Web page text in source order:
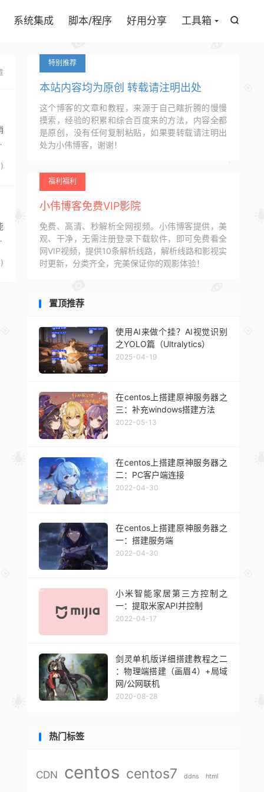

系统集成 脚本/程序 好用分享 工具箱
)
)
特别推荐
本站内容均为原创 转载请注明出处
这个博客的文章和教程，来源于自己瞎折腾的慢慢
摸索，经验的积累和综合百度来的方法，内容全都
是原创，没有任何复制粘贴，如果要转载请注明出
处为小伟博客，谢谢！
福利福利
小伟博客免费VIP影院
免费、高清、秒解析全网视频。小伟博客提供，美
观、干净，无需注册登录下载软件，即可免费看全
网VIP视频，提供10条解析线路，解析线路和影视实
时更新，分类齐全，完美保证你的观影体验！
置顶推荐
使用AI来做个挂？AI视觉识别
之YOLO篇（Ultralytics）
2025-04-19
在centos上搭建原神服务器之
三：补充windows搭建方法
2022-05-13
在centos上搭建原神服务器之
二：PC客户端连接
2022-04-30
在centos上搭建原神服务器之
一：搭建服务端
2022-04-30
小米智能家居第三方控制之
一：提取米家API并控制
2022-04-17
剑灵单机版详细搭建教程之二
：物理端搭建（画眉4）+局域
网/公网联机
2020-08-28
热门标签
CDN centos centos7 ddns html